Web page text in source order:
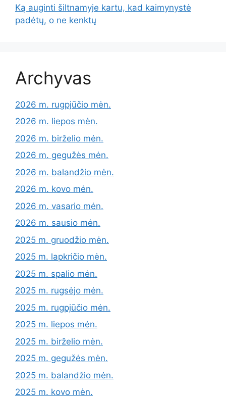
Ką auginti šiltnamyje kartu, kad kaimynystė
padėtų, o ne kenktų
Archyvas
2026 m. rugpjūčio mėn.
2026 m. liepos mėn.
2026 m. birželio mėn.
2026 m. gegužės mėn.
2026 m. balandžio mėn.
2026 m. kovo mėn.
2026 m. vasario mėn.
2026 m. sausio mėn.
2025 m. gruodžio mėn.
2025 m. lapkričio mėn.
2025 m. spalio mėn.
2025 m. rugsėjo mėn.
2025 m. rugpjūčio mėn.
2025 m. liepos mėn.
2025 m. birželio mėn.
2025 m. gegužės mėn.
2025 m. balandžio mėn.
2025 m. kovo mėn.